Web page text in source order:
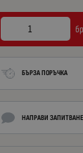
БЪРЗА ПОРЪЧКА
НАПРАВИ ЗАПИТВАНЕ